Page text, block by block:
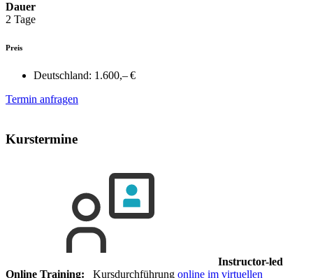
Dauer
2 Tage
Preis
Deutschland: 1.600,– €
Termin anfragen
Kurstermine
Instructor-led
Online Training: Kursdurchführung online im virtuellen